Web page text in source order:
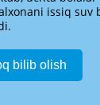
issiq suv
bilib olish